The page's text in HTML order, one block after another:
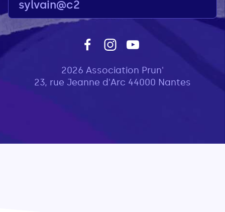
2026 Association Prun'
23, rue Jeanne d'Arc 44000 Nantes